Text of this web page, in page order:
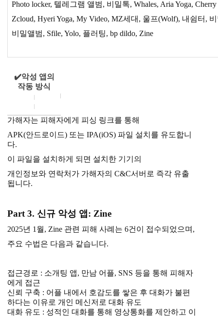
Photo locker, 텔레그램 앨범, 비밀톡, Whales, Aria Yoga, Cherry
Zcloud, Hyeri Yoga, My Video, MZ세대, 울프(Wolf), 내쉼터,
비밀앨범, Sfile, Yolo, 플러팅, bp dildo, Zine
✔️악성 앱의
작동 방식
가해자는 피해자에게 피싱 링크를 통해
APK(안드로이드) 또는 IPA(iOS) 파일 설치를 유도합니
다.
이 파일을 설치하게 되면 설치한 기기의
개인정보와 연락처가 가해자의 C&C서버로 즉각 유출
됩니다.
Part 3. 신규 악성 앱: Zine
2025년 1월, Zine 관련 피해 사례는 6건이 접수되었으며,
주요 수법은 다음과 같습니다.
접근경로 : 소개팅 앱, 만남 어플, SNS 등을 통해 피해자
에게 접근
신뢰 구축 : 어플 내에서 호감도를 쌓은 후 대화가 불편
하다는 이유로 개인 메신저로 대화 유도
대화 유도 : 성적인 대화를 통해 영상통화를 제안하고 이